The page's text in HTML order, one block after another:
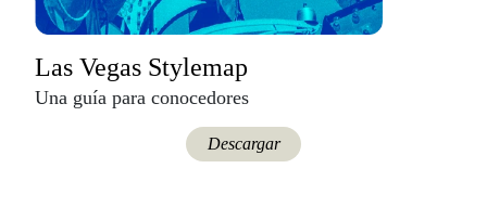
Las Vegas Stylemap
Una guía para conocedores
Descargar